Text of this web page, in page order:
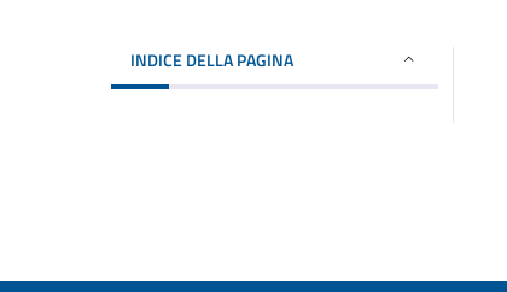
INDICE DELLA PAGINA